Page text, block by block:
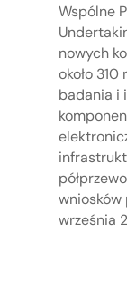
Wspólne
nowych
około
badania i
wniosków
września